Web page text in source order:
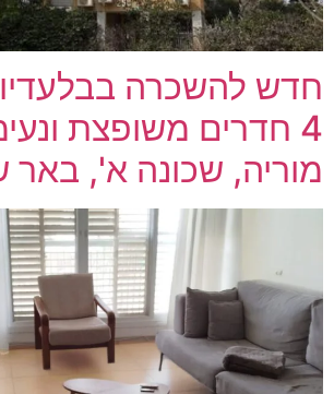
חדש להשכרה
4 חדרים משופצת
מוריה, שכונה א', באר